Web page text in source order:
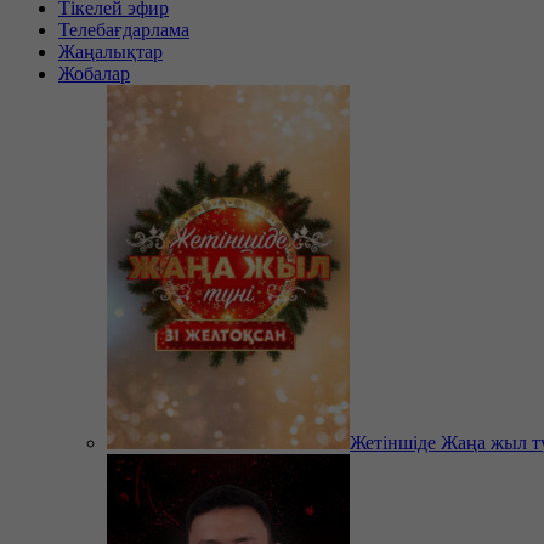
Тікелей эфир
Телебағдарлама
Жаңалықтар
Жобалар
Жетіншіде Жаңа жыл